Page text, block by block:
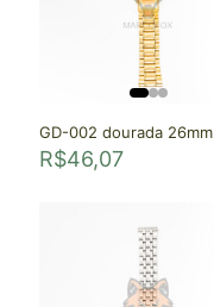
GD-002 dourada 26mm
R$46,07